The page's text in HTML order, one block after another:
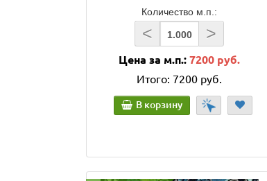
Количество м.п.:
< >
Цена за м.п.:7200 руб.
Итого: 7200 руб.
В корзину